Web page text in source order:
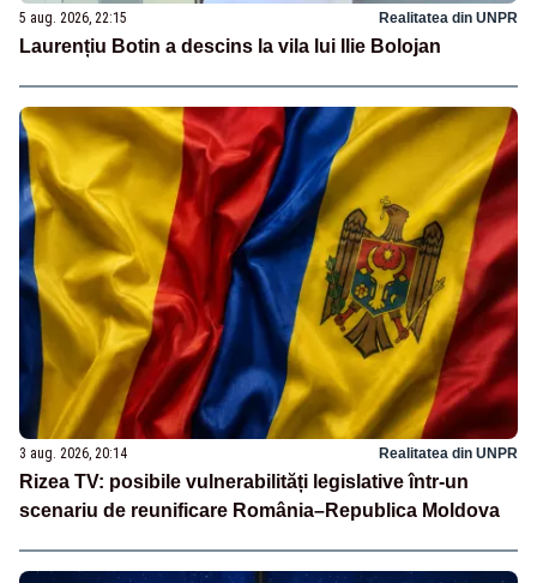
5 aug. 2026, 22:15 Realitatea din UNPR
Laurențiu Botin a descins la vila lui Ilie Bolojan
3 aug. 2026, 20:14 Realitatea din UNPR
Rizea TV: posibile vulnerabilități legislative într-un
scenariu de reunificare România–Republica Moldova